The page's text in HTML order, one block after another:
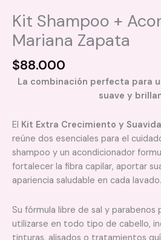
Kit Shampoo +
Mariana Zapata
$88.000
La combinación perfecta para
suave y
El Kit Extra Crecimiento y
reúne dos esenciales para el
shampoo y un acondicionador
fortalecer la fibra capilar, aportar
apariencia saludable en cada lavado.
Su fórmula libre de sal y
utilizarse en todo tipo de cabello,